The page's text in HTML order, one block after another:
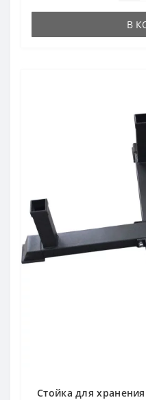
В
Стойка для хранения